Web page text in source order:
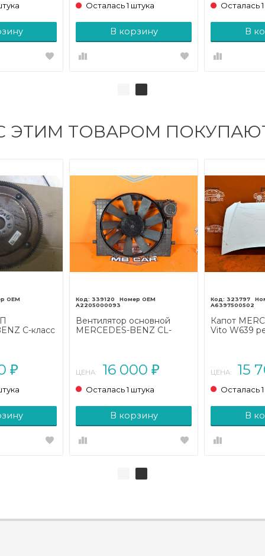
Осталась 1 штука
В корзину
Осталась
В
ЭТИМ ТОВАРОМ
C-класс
₽
339120
A2205000093
Вентилятор основной
MERCEDES-BENZ CL-
ЦЕНА: 16 000 ₽
Осталась 1 штука
В корзину
323797
A6397500502
Капот
Vito W639
ЦЕНА: 15
Осталась
В